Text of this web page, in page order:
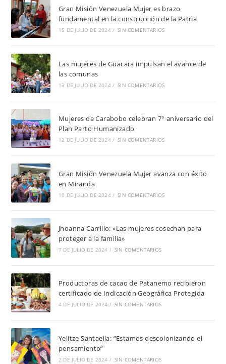
Gran Misión Venezuela Mujer es brazo
fundamental en la construcción de la Patria
15 DE JULIO DE 2024 / SIN COMENTARIOS
Las mujeres de Guacara impulsan el avance de
las comunas
13 DE JULIO DE 2024 / SIN COMENTARIOS
Mujeres de Carabobo celebran 7° aniversario del
Plan Parto Humanizado
12 DE JULIO DE 2024 / SIN COMENTARIOS
Gran Misión Venezuela Mujer avanza con éxito
en Miranda
10 DE JULIO DE 2024 / SIN COMENTARIOS
Jhoanna Carrillo: «Las mujeres cosechan para
proteger a la familia»
7 DE JULIO DE 2024 / SIN COMENTARIOS
Productoras de cacao de Patanemo recibieron
certificado de Indicación Geográfica Protegida
4 DE JULIO DE 2024 / SIN COMENTARIOS
Yelitze Santaella: “Estamos descolonizando el
pensamiento”
2 DE JULIO DE 2024 / SIN COMENTARIOS